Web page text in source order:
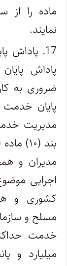
ماده را از
نمایند.
17ـ
پاداش
مدیریت
مدیران و
کشوری و
مسلح و
خدمت